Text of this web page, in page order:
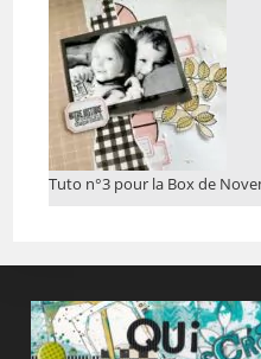
Tuto n°3 pour la Box de